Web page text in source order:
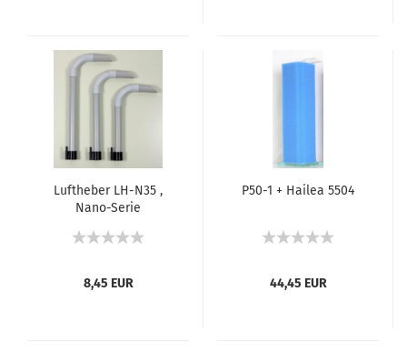
Luftheber LH-N35 ,
Nano-Serie
8,45 EUR
P50-1 + Hailea 5504
44,45 EUR